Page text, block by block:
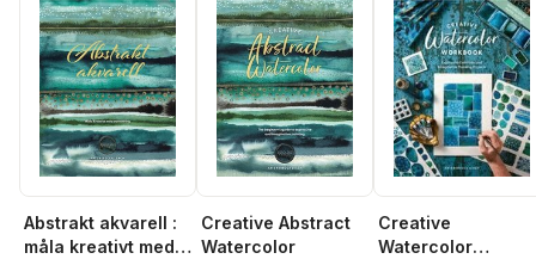
Abstrakt akvarell :
måla kreativt med
Creative Abstract
Watercolor
Creative
Watercolor